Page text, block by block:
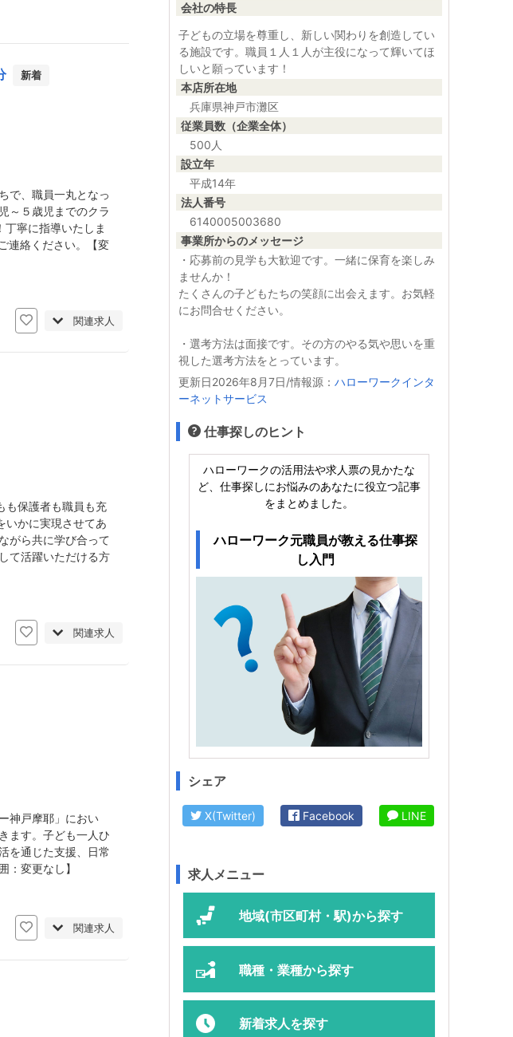
新着
で、職員一丸となっ
～５歳児までのクラ
寧に指導いたしま
連絡ください。【変
関連求人
も保護者も職員も充
いかに実現させてあ
がら共に学び合って
て活躍いただける方
関連求人
神戸摩耶」におい
ます。子ども一人ひ
を通じた支援、日常
：変更なし】
関連求人
会社の特長
子どもの立場を尊重し、新しい関わりを創造してい
る施設です。職員１人１人が主役になって輝いてほ
しいと願っています！
本店所在地
兵庫県神戸市灘区
従業員数（企業全体）
500人
設立年
平成14年
法人番号
6140005003680
事業所からのメッセージ
・応募前の見学も大歓迎です。一緒に保育を楽しみ
ませんか！
たくさんの子どもたちの笑顔に出会えます。お気軽
にお問合せください。
・選考方法は面接です。その方のやる気や思いを重
視した選考方法をとっています。
更新日2026年8月7日/情報源： ハローワークインタ
ーネットサービス
仕事探しのヒント
ハローワークの活用法や求人票の見かたな
ど、仕事探しにお悩みのあなたに役立つ記事
をまとめました。
ハローワーク元職員が教える仕事探
し入門
シェア
X(Twitter) Facebook LINE
求人メニュー
地域(市区町村・駅)から探す
職種・業種から探す
新着求人を探す